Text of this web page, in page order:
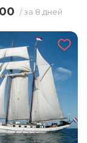
/ за 8 дней